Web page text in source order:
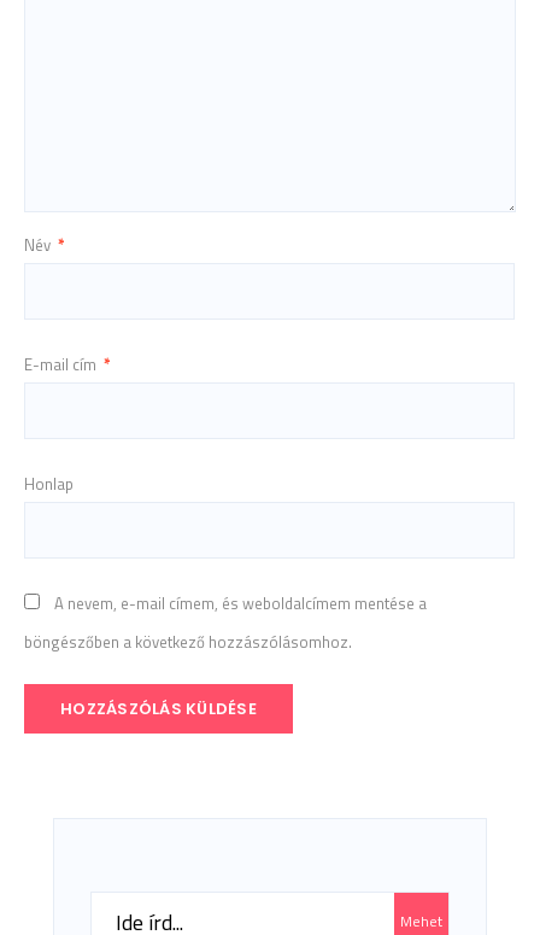
Név *
E-mail cím *
Honlap
A nevem, e-mail címem, és weboldalcímem mentése a
böngészőben a következő hozzászólásomhoz.
Search
Mehet